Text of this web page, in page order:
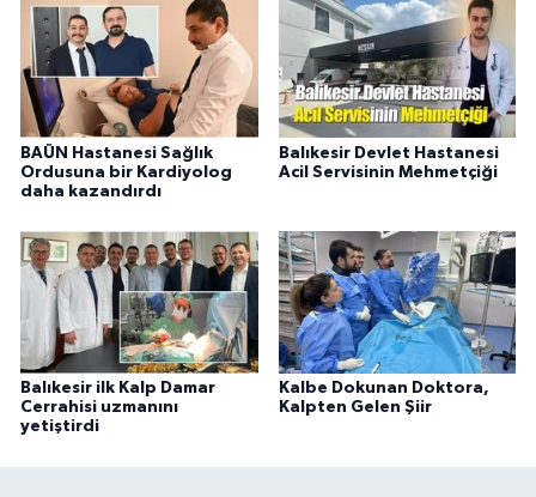
BAÜN Hastanesi Sağlık
Ordusuna bir Kardiyolog
daha kazandırdı
Balıkesir Devlet Hastanesi
Acil Servisinin Mehmetçiği
Balıkesir ilk Kalp Damar
Cerrahisi uzmanını
yetiştirdi
Kalbe Dokunan Doktora,
Kalpten Gelen Şiir